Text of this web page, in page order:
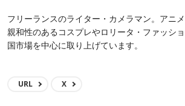
フリーランスのライター・カメラマン。アニメ
親和性のあるコスプレやロリータ・ファッシ
国市場を中心に取り上げています。
URL X